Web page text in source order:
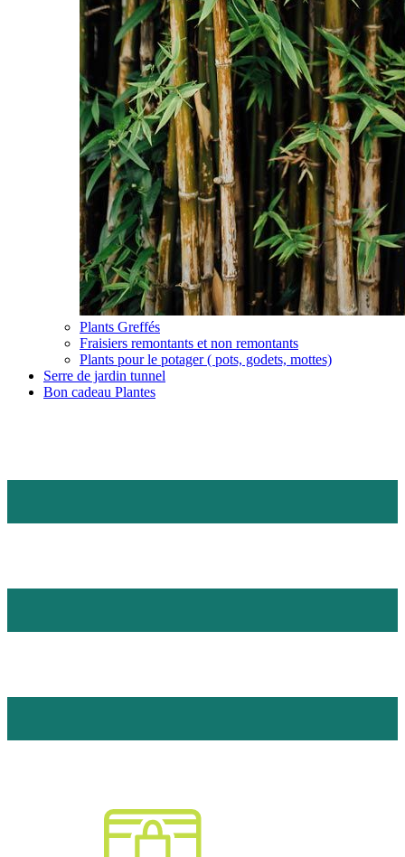
Plants Greffés
Fraisiers remontants et non remontants
Plants pour le potager ( pots, godets, mottes)
Serre de jardin tunnel
Bon cadeau Plantes